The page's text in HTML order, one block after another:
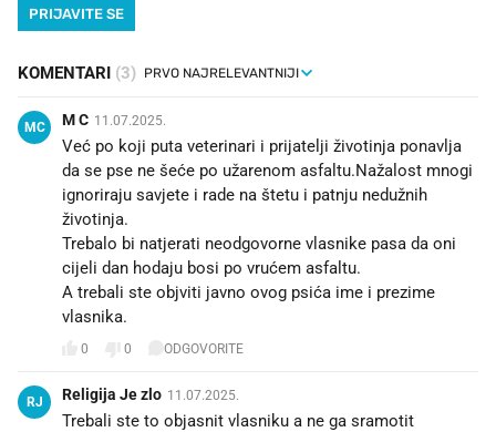
PRIJAVITE SE
KOMENTARI (3)
MC M C 11.07.2025.
Već po koji puta veterinari i prijatelji životinja ponavlja
da se pse ne šeće po užarenom asfaltu.Nažalost mnogi
ignoriraju savjete i rade na štetu i patnju nedužnih
životinja.
Trebalo bi natjerati neodgovorne vlasnike pasa da oni
cijeli dan hodaju bosi po vrućem asfaltu.
A trebali ste objviti javno ovog psića ime i prezime
vlasnika.
0 0 ODGOVORITE
RJ Religija Je zlo 11.07.2025.
Trebali ste to objasnit vlasniku a ne ga sramotit